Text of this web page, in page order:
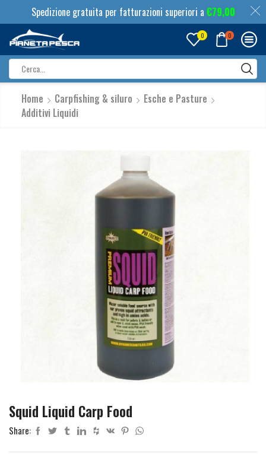
Spedizione gratuita per fatturazioni superiori a €79,00
0 0
input
Home Carpfishing & siluro
Esche e Pasture
Additivi Liquidi
Squid Liquid Carp Food
Share: